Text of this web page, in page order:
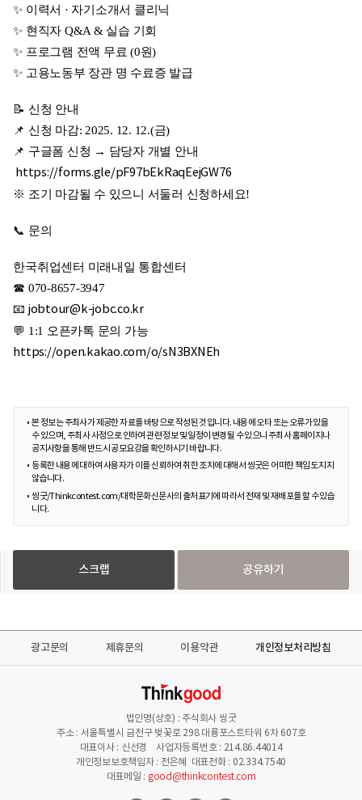
✨ 이력서 · 자기소개서 클리닉
✨ 현직자 Q&A & 실습 기회
✨ 프로그램 전액 무료 (0원)
✨ 고용노동부 장관 명 수료증 발급
📝 신청 안내
📌 신청 마감: 2025. 12. 12.(금)
📌 구글폼 신청 → 담당자 개별 안내
https://forms.gle/pF97bEkRaqEejGW76
※ 조기 마감될 수 있으니 서둘러 신청하세요!
📞 문의
한국취업센터 미래내일 통합센터
☎ 070-8657-3947
📧 jobtour@k-jobc.co.kr
💬 1:1 오픈카톡 문의 가능
https://open.kakao.com/o/sN3BXNEh
본 정보는 주최사가 제공한 자료를 바탕으로 작성된 것입니다. 내용에 오타 또는 오류가 있을
수 있으며, 주최사 사정으로 인하여 관련 정보 및 일정이 변경될 수 있으니 주최사 홈페이지나
공지사항을 통해 반드시 공모요강을 확인하시기 바랍니다.
등록한 내용에 대하여 사용자가 이를 신뢰하여 취한 조치에 대해서 씽굿은 어떠한 책임도 지지
않습니다.
씽굿/Thinkcontest.com/대학문화신문사의 출처표기에 따라서 전재 및 재배포를 할 수 있습
니다.
스크랩 공유하기
광고문의 제휴문의 이용약관 개인정보처리방침
법인명(상호) : 주식회사 씽굿
주소 : 서울특별시 금천구 벚꽃로 298 대륭포스트타워 6차 607호
대표이사 : 신선경 사업자등록번호 : 214.86.44014
개인정보보호책임자 : 전은혜 대표전화 : 02.334.7540
대표메일 : good@thinkcontest.com